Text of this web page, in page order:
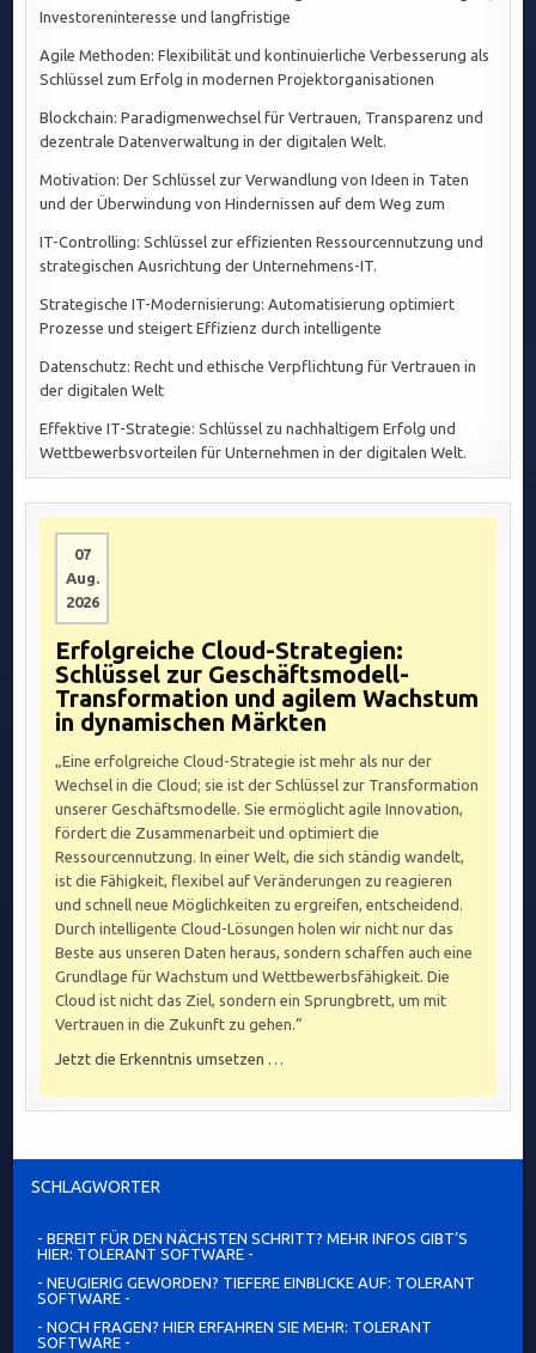
Investoreninteresse und langfristige
Agile Methoden: Flexibilität und kontinuierliche Verbesserung als
Schlüssel zum Erfolg in modernen Projektorganisationen
Blockchain: Paradigmenwechsel für Vertrauen, Transparenz und
dezentrale Datenverwaltung in der digitalen Welt.
Motivation: Der Schlüssel zur Verwandlung von Ideen in Taten
und der Überwindung von Hindernissen auf dem Weg zum
IT-Controlling: Schlüssel zur effizienten Ressourcennutzung und
strategischen Ausrichtung der Unternehmens-IT.
Strategische IT-Modernisierung: Automatisierung optimiert
Prozesse und steigert Effizienz durch intelligente
Datenschutz: Recht und ethische Verpflichtung für Vertrauen in
der digitalen Welt
Effektive IT-Strategie: Schlüssel zu nachhaltigem Erfolg und
Wettbewerbsvorteilen für Unternehmen in der digitalen Welt.
07
Aug.
2026
Erfolgreiche Cloud-Strategien:
Schlüssel zur Geschäftsmodell-
Transformation und agilem Wachstum
in dynamischen Märkten
„Eine erfolgreiche Cloud-Strategie ist mehr als nur der
Wechsel in die Cloud; sie ist der Schlüssel zur Transformation
unserer Geschäftsmodelle. Sie ermöglicht agile Innovation,
fördert die Zusammenarbeit und optimiert die
Ressourcennutzung. In einer Welt, die sich ständig wandelt,
ist die Fähigkeit, flexibel auf Veränderungen zu reagieren
und schnell neue Möglichkeiten zu ergreifen, entscheidend.
Durch intelligente Cloud-Lösungen holen wir nicht nur das
Beste aus unseren Daten heraus, sondern schaffen auch eine
Grundlage für Wachstum und Wettbewerbsfähigkeit. Die
Cloud ist nicht das Ziel, sondern ein Sprungbrett, um mit
Vertrauen in die Zukunft zu gehen.“
Jetzt die Erkenntnis umsetzen …
SCHLAGWÖRTER
- BEREIT FÜR DEN NÄCHSTEN SCHRITT? MEHR INFOS GIBT’S
HIER: TOLERANT SOFTWARE -
- NEUGIERIG GEWORDEN? TIEFERE EINBLICKE AUF: TOLERANT
SOFTWARE -
- NOCH FRAGEN? HIER ERFAHREN SIE MEHR: TOLERANT
SOFTWARE -